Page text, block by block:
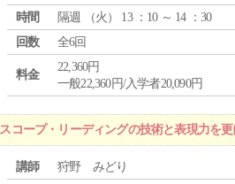
時間
隔週 （火 ） 13 ：10 ～ 14 ：30
回数
全6回
料金
22,360円
一般22,360円/入学者20,090円
コープ・リーディングの技術と表現力を
講師 狩野 みどり